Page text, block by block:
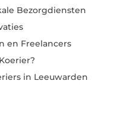
Bezorgdiensten
en Freelancers
in Leeuwarden